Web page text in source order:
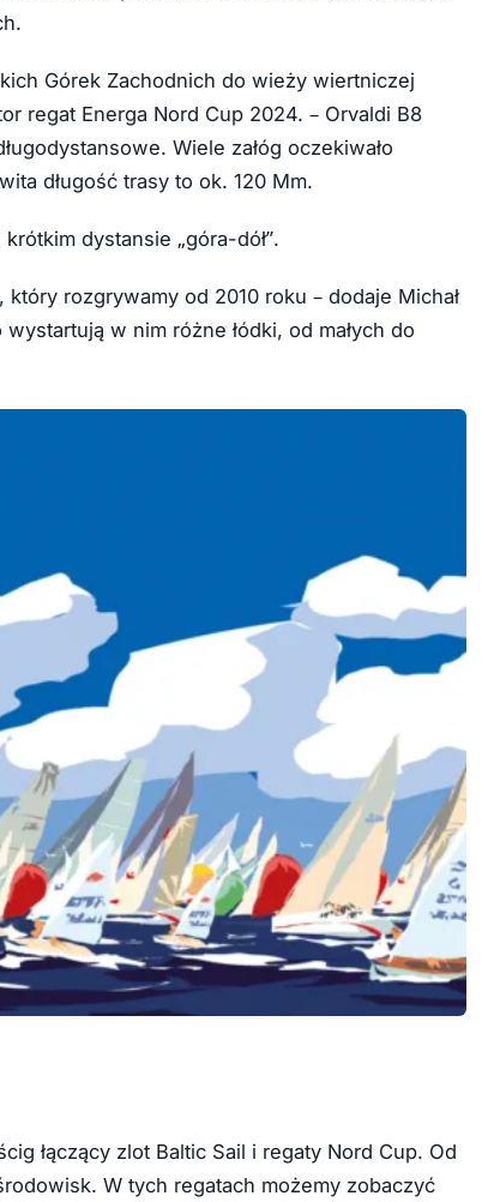
Górek Zachodnich do wieży wiertniczej
regat Energa Nord Cup 2024. – Orvaldi B8
Wiele załóg oczekiwało
długość trasy to ok. 120 Mm.
dystansie „góra-dół”.
rozgrywamy od 2010 roku – dodaje Michał
w nim różne łódki, od małych do
łączący zlot Baltic Sail i regaty Nord Cup. Od
W tych regatach możemy zobaczyć